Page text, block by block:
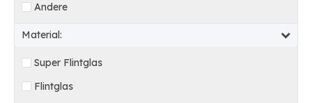
Andere
Material:
Super Flintglas
Flintglas